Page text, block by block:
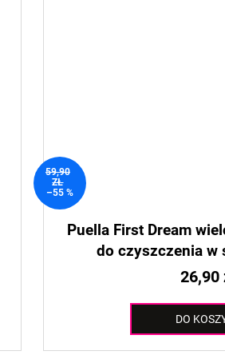
59,90
ZŁ
–55 %
Puella First Dream
do czyszczenia w
26,90
DO